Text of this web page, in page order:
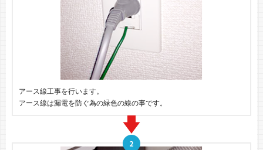
アース線工事を行います。
アース線は漏電を防ぐ為の緑色の線の事です。